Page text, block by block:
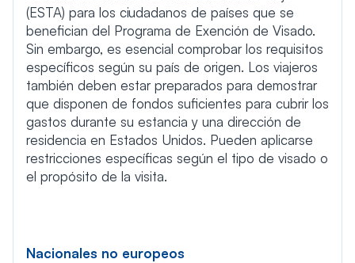
(ESTA) para los ciudadanos de países que se
benefician del Programa de Exención de Visado.
Sin embargo, es esencial comprobar los requisitos
específicos según su país de origen. Los viajeros
también deben estar preparados para demostrar
que disponen de fondos suficientes para cubrir los
gastos durante su estancia y una dirección de
residencia en Estados Unidos. Pueden aplicarse
restricciones específicas según el tipo de visado o
el propósito de la visita.
Nacionales no europeos